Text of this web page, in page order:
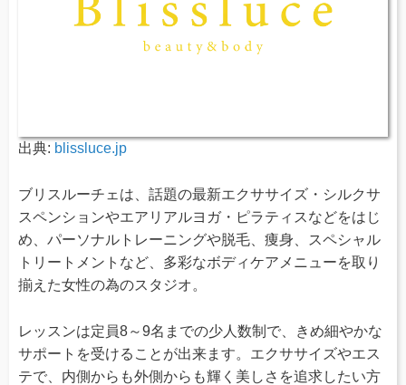
出典: blissluce.jp
ブリスルーチェは、話題の最新エクササイズ・シルクサ
スペンションやエアリアルヨガ・ピラティスなどをはじ
め、パーソナルトレーニングや脱毛、痩身、スペシャル
トリートメントなど、多彩なボディケアメニューを取り
揃えた女性の為のスタジオ。
レッスンは定員8～9名までの少人数制で、きめ細やかな
サポートを受けることが出来ます。エクササイズやエス
テで、内側からも外側からも輝く美しさを追求したい方